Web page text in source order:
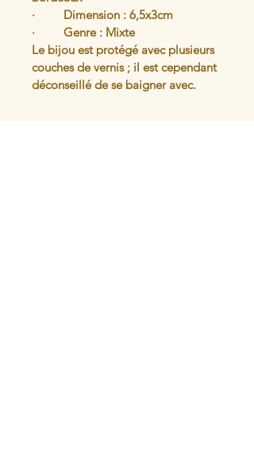
·         Dimension : 6,5x3cm
·         Genre : Mixte
Le bijou est protégé avec plusieurs
couches de vernis ; il est cependant
déconseillé de se baigner avec.